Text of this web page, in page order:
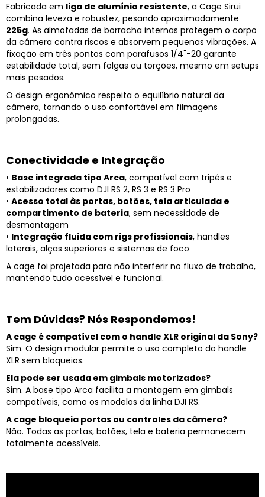
Fabricada em liga de alumínio resistente, a Cage Sirui
combina leveza e robustez, pesando aproximadamente
225g. As almofadas de borracha internas protegem o corpo
da câmera contra riscos e absorvem pequenas vibrações. A
fixação em três pontos com parafusos 1/4"-20 garante
estabilidade total, sem folgas ou torções, mesmo em setups
mais pesados.
O design ergonômico respeita o equilíbrio natural da
câmera, tornando o uso confortável em filmagens
prolongadas.
Conectividade e Integração
• Base integrada tipo Arca, compatível com tripés e
estabilizadores como DJI RS 2, RS 3 e RS 3 Pro
• Acesso total às portas, botões, tela articulada e
compartimento de bateria, sem necessidade de
desmontagem
• Integração fluida com rigs profissionais, handles
laterais, alças superiores e sistemas de foco
A cage foi projetada para não interferir no fluxo de trabalho,
mantendo tudo acessível e funcional.
Tem Dúvidas? Nós Respondemos!
A cage é compatível com o handle XLR original da Sony?
Sim. O design modular permite o uso completo do handle
XLR sem bloqueios.
Ela pode ser usada em gimbals motorizados?
Sim. A base tipo Arca facilita a montagem em gimbals
compatíveis, como os modelos da linha DJI RS.
A cage bloqueia portas ou controles da câmera?
Não. Todas as portas, botões, tela e bateria permanecem
totalmente acessíveis.